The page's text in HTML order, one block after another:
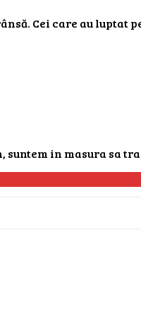
Cei care au luptat
in masura sa